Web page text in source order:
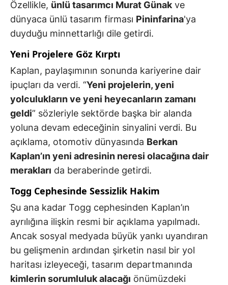
Özellikle, ünlü tasarımcı Murat Günakve
dünyaca ünlü tasarım firması Pininfarina'ya
duyduğu minnettarlığı dile getirdi.
Yeni Projelere Göz Kırptı
Kaplan, paylaşımının sonunda kariyerine dair
ipuçları da verdi. “Yeni projelerin, yeni
yolculukların ve yeni heyecanların zamanı
geldi” sözleriyle sektörde başka bir alanda
yoluna devam edeceğinin sinyalini verdi. Bu
açıklama, otomotiv dünyasında Berkan
Kaplan’ın yeni adresinin neresi olacağına dair
merakları da beraberinde getirdi.
Togg Cephesinde Sessizlik Hakim
Şu ana kadar Togg cephesinden Kaplan’ın
ayrılığına ilişkin resmi bir açıklama yapılmadı.
Ancak sosyal medyada büyük yankı uyandıran
bu gelişmenin ardından şirketin nasıl bir yol
haritası izleyeceği, tasarım departmanında
kimlerin sorumluluk alacağı önümüzdeki